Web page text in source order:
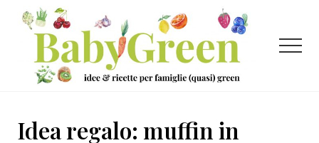
Menu
Passa
contenuto
principale
Passa
laterale
primaria
Passa
Menu
Idea regalo: muffin in